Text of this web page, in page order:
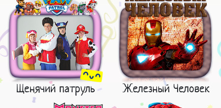
Щенячий патруль Железный Человек